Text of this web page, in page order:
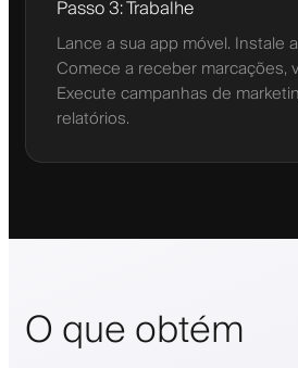
Passo 3: Trabalhe
Lance a sua app móvel. Instale
Comece a receber marcações,
Execute campanhas de
relatórios.
O que obtém